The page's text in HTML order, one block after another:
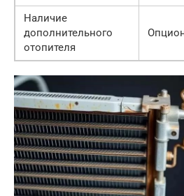
Наличие
дополнительного
отопителя